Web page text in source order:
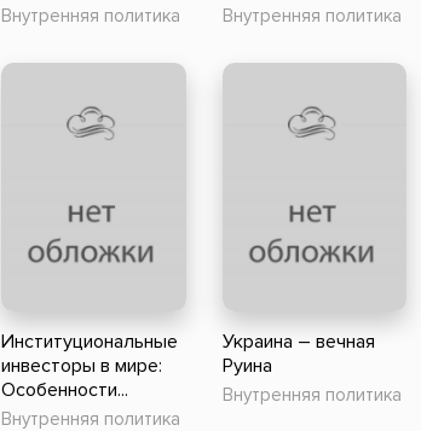
Внутренняя политика Внутренняя политика
Институциональные
инвесторы в мире:
Особенности...
Внутренняя политика
Украина – вечная
Руина
Внутренняя политика